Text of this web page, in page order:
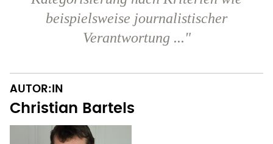
beispielsweise journalistischer
Verantwortung ..."
AUTOR:IN
Christian Bartels